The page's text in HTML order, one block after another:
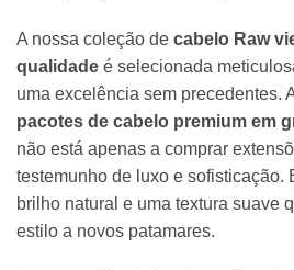
A nossa coleção de cabelo Raw
qualidade é selecionada
uma excelência sem precedentes.
pacotes de cabelo premium em
não está apenas a comprar
testemunho de luxo e sofisticação.
brilho natural e uma textura suave
estilo a novos patamares.